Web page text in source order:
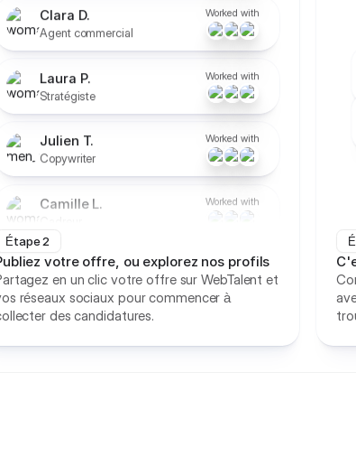
Laura P.
Stratégiste
Worked with
Julien T.
Copywriter
Worked with
Camille L.
Cadreur
Worked with
Mathilde C. Worked with
Alex S.
Directeur créatif
Worked with
Laurent D.
Étape 2
votre offre, ou explorez nos profils
en un clic votre offre sur WebTalent et
réseaux sociaux pour commencer à
des candidatures.